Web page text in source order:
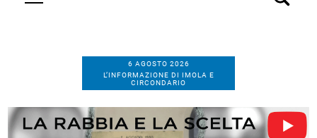
6 AGOSTO 2026
L’INFORMAZIONE DI IMOLA E
CIRCONDARIO